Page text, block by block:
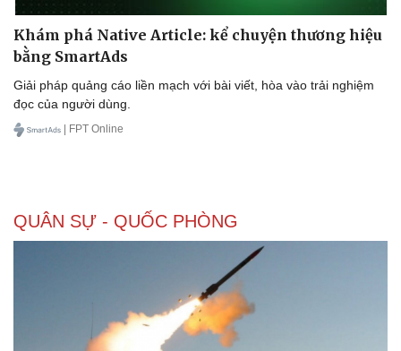
Doanh nghiệp
Thông tin doanh nghiệp
Doanh nghiệp 24h
Công nghệ
Khám phá Native Article: kể chuyện thương hiệu
bằng SmartAds
Giải pháp quảng cáo liền mạch với bài viết, hòa vào trải nghiệm
đọc của người dùng.
| FPT Online
QUÂN SỰ - QUỐC PHÒNG